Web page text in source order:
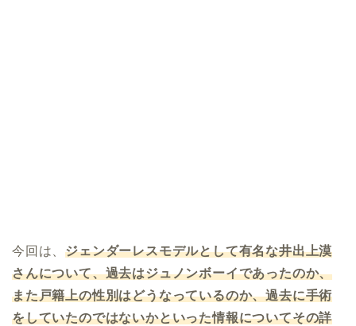
今回は、ジェンダーレスモデルとして有名な井出上漠
さんについて、過去はジュノンボーイであったのか、
また戸籍上の性別はどうなっているのか、過去に手術
をしていたのではないかといった情報についてその詳